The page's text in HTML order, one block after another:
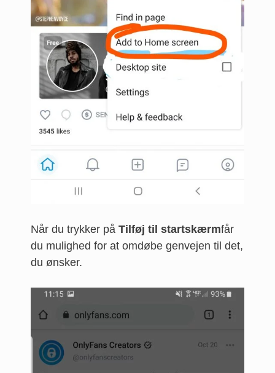
Når du trykker på Tilføj til startskærmfår
du mulighed for at omdøbe genvejen til det,
du ønsker.